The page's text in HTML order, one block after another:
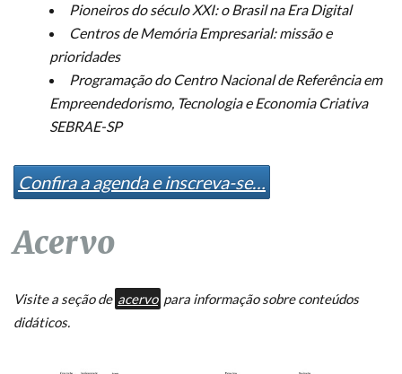
Pioneiros do século XXI: o Brasil na Era Digital
Centros de Memória Empresarial: missão e
prioridades
Programação do Centro Nacional de Referência em
Empreendedorismo, Tecnologia e Economia Criativa
SEBRAE-SP
Confira a agenda e inscreva-se…
Acervo
Visite a seção de acervo para informação sobre conteúdos
didáticos.